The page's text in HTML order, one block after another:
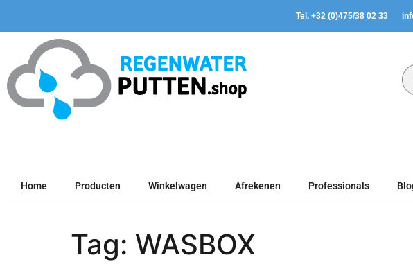
Tel. +32 (0)475/38 02 33
Home Producten Winkelwagen Afrekenen Professionals
Tag: WASBOX